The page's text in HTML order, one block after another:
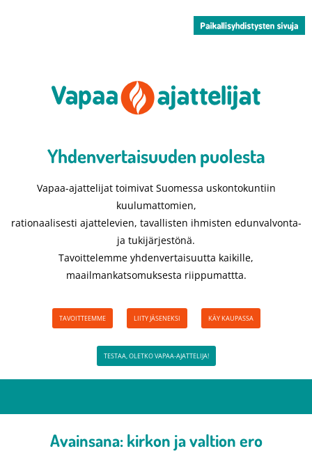
Yhdenvertaisuuden puolesta​
Vapaa-ajattelijat toimivat Suomessa uskontokuntiin
kuulumattomien,
rationaalisesti ajattelevien, tavallisten ihmisten edunvalvonta-
ja tukijärjestönä.
Tavoittelemme yhdenvertaisuutta kaikille,
maailmankatsomuksesta riippumattta.
TAVOITTEEMME LIITY JÄSENEKSI KÄY KAUPASSA
TESTAA, OLETKO VAPAA-AJATTELIJA!
Avainsana:kirkon ja valtion ero